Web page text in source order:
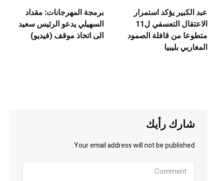
عبد الكبير يؤكد استمرار
الاعتقال التعسفي ل11
متطوعا من قافلة الصمود
المغاربي بليبيا
برمجة المهرجانات: مقداد
السهيلي يدعو الرئيس سعيد
الى اتخاذ موقف (فيديو)
شارك رأيك
Your email address will not be published.